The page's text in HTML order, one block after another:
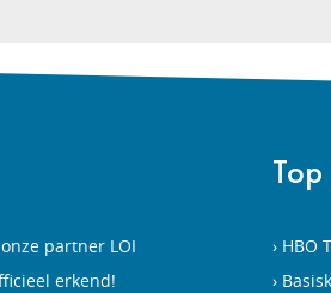
partner LOI
erkend!
HBO